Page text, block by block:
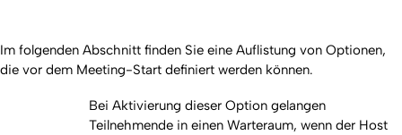
Im folgenden Abschnitt finden Sie eine Auflistung von Optionen,
die vor dem Meeting-Start definiert werden können.
Bei Aktivierung dieser Option gelangen
Teilnehmende in einen Warteraum, wenn der Host